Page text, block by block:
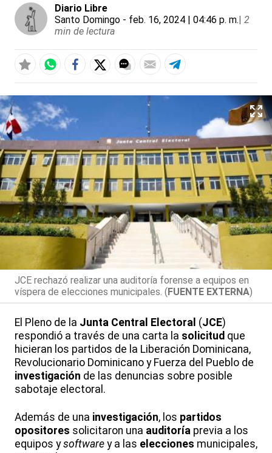
Diario Libre
Santo Domingo - feb. 16, 2024 | 04:46 p. m.| 2
min de lectura
JCE rechazó realizar una auditoría forense a equipos en
víspera de elecciones municipales. (FUENTE EXTERNA)
El Pleno de la Junta Central Electoral (JCE)
respondió a través de una carta la solicitud que
hicieran los partidos de la Liberación Dominicana,
Revolucionario Dominicano y Fuerza del Pueblo de
investigación de las denuncias sobre posible
sabotaje electoral.
Además de una investigación, los partidos
opositores solicitaron una auditoría previa a los
equipos ysoftware y a las elecciones municipales,